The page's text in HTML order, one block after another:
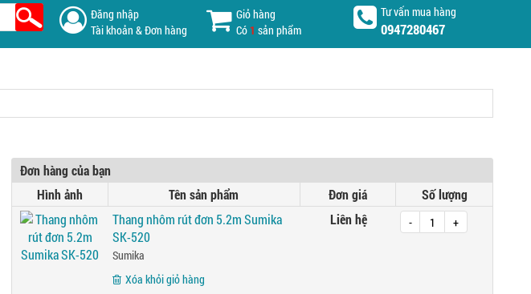
Đăng nhập
Tài khoản & Đơn hàng
Giỏ hàng
Có1 sản phẩm
Tư vấn mua hàng
0947280467
Đơn hàng của bạn
Hình ảnh
Tên sản phẩm Đơn giá
Số lượng
Thang nhôm rút đơn 5.2m Sumika
SK-520
Sumika
Xóa khỏi giỏ hàng
Liên hệ - +